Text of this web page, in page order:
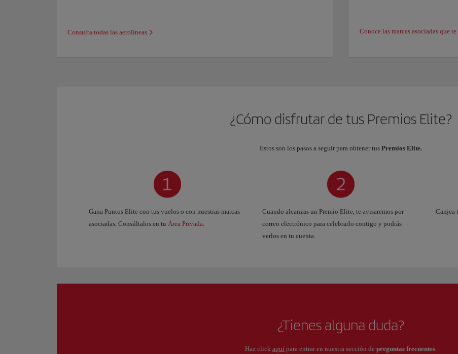
Consulta todas las aerolíneas Conoce las marcas asociadas que
¿Cómo disfrutar de tus Premios Elite?
Estos son los pasos a seguir para obtener tus Premios Elite.
Gana Puntos Elite con tus vuelos o con nuestras marcas
asociadas. Consúltalos en tu Área Privada
Cuando alcanzas un Premio Elite, te avisaremos por
correo electrónico para celebrarlo contigo y podrás
verlos en tu cuenta.
Canjea
¿Tienes alguna duda?
Haz click aquí para entrar en nuestra sección de preguntas frecuentes